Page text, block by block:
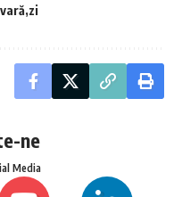
vară zi
ne
Media